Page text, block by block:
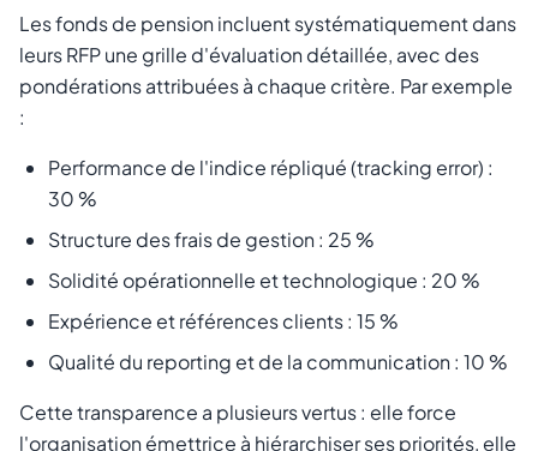
Les fonds de pension incluent systématiquement dans
leurs RFP une grille d'évaluation détaillée, avec des
pondérations attribuées à chaque critère. Par exemple
:
Performance de l'indice répliqué (tracking error) :
30 %
Structure des frais de gestion : 25 %
Solidité opérationnelle et technologique : 20 %
Expérience et références clients : 15 %
Qualité du reporting et de la communication : 10 %
Cette transparence a plusieurs vertus : elle force
l'organisation émettrice à hiérarchiser ses priorités, elle